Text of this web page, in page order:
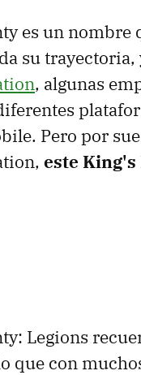
es un nombre
su trayectoria,
, algunas
Pero por
este
Legions
que con